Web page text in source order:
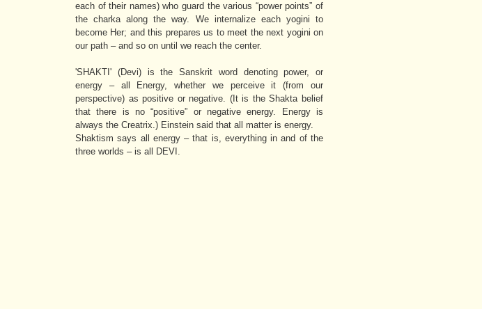
each of their names) who guard the various “power points” of
the charka along the way. We internalize each yogini to
become Her; and this prepares us to meet the next yogini on
our path – and so on until we reach the center.
'SHAKTI' (Devi) is the Sanskrit word denoting power, or
energy – all Energy, whether we perceive it (from our
perspective) as positive or negative. (It is the Shakta belief
that there is no “positive” or negative energy. Energy is
always the Creatrix.) Einstein said that all matter is energy.
Shaktism says all energy – that is, everything in and of the
three worlds – is all DEVI.